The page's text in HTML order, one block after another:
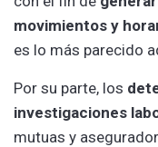
movimientos y
es lo más parecido
Por su parte, los
investigaciones
mutuas y